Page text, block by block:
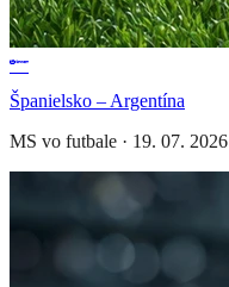
Španielsko – Argentína
MS vo futbale · 19. 07. 2026